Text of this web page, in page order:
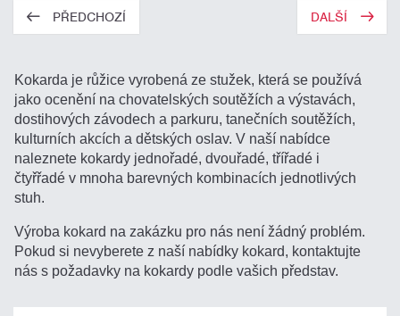
PŘEDCHOZÍ DALŠÍ
Kokarda je růžice vyrobená ze stužek, která se používá
jako ocenění na chovatelských soutěžích a výstavách,
dostihových závodech a parkuru, tanečních soutěžích,
kulturních akcích a dětských oslav. V naší nabídce
naleznete kokardy jednořadé, dvouřadé, třířadé i
čtyřřadé v mnoha barevných kombinacích jednotlivých
stuh.
Výroba kokard na zakázku pro nás není žádný problém.
Pokud si nevyberete z naší nabídky kokard, kontaktujte
nás s požadavky na kokardy podle vašich představ.